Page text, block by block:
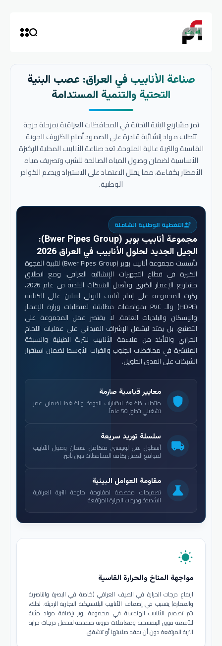
صناعة الأنابيب في العراق: عصب البنية
التحتية والتنمية المستدامة
تمر مشاريع البنية التحتية في المحافظات العراقية بمرحلة حرجة
تتطلب مواد إنشائية قادرة على الصمود أمام الظروف الجوية
القاسية والتربة عالية الملوحة. تعد صناعة الأنابيب المحلية الركيزة
الأساسية لضمان وصول المياه الصالحة للشرب وتصريف مياه
الأمطار بكفاءة، مما يقلل الاعتماد على الاستيراد ويدعم الكوادر
الوطنية.
engineeringالتغطية الوطنية الشاملة
مجموعة أنابيب بوير (Bwer Pipes Group)
:
الجيل الجديد لحلول الأنابيب في العراق 2026
تأسست مجموعة أنابيب بوير (Bwer Pipes Group) لتلبية الفجوة
الكبيرة في قطاع التجهيزات الإنشائية العراقي. ومع انطلاق
مشاريع الإعمار الكبرى وتأهيل الشبكات البلدية في عام 2026،
ركزت المجموعة على إنتاج أنابيب البولي إيثيلين عالي الكثافة
(HDPE) والـ PVC بمواصفات مطابقة لمتطلبات وزارة الإعمار
والإسكان والبلديات العامة. لا يقتصر عمل المجموعة على
التصنيع، بل يمتد ليشمل الإشراف الميداني على عمليات اللحام
الحراري والتأكد من ملاءمة الأنابيب للتربة الطينية والسبخة
المنتشرة في محافظات الجنوب والفرات الأوسط لضمان استقرار
الشبكات على المدى الطويل.
shield
معايير قياسية صارمة
منتجات خاضعة لاختبارات الجودة والضغط لضمان عمر
تشغيلي يتجاوز 50 عاماً.
local_shipping
سلسلة توريد سريعة
أسطول نقل لوجستي متكامل لضمان وصول الأنابيب
لمواقع العمل بكافة المحافظات دون تأخير.
science
مقاومة العوامل البيئية
تصميمات مخصصة لمقاومة ملوحة التربة العراقية
الشديدة ودرجات الحرارة المرتفعة.
wb_sunny
مواجهة المناخ والحرارة القاسية
ارتفاع درجات الحرارة في الصيف العراقي (خاصة في البصرة والناصرية
والعمارة) يتسبب في إضعاف الأنابيب البلاستيكية التجارية الرديئة. لذلك،
يتم تصميم الأنابيب الهندسية في مجموعة بوير بإضافة مواد مثبتة
للأشعة فوق البنفسجية ومعاملات مرونة متقدمة لتتحمل درجات حرارة
التربة المرتفعة دون أن تفقد صلابتها أو تتشقق.